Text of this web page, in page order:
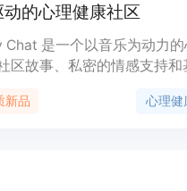
的心理健康社区
是一个以音乐为动力的
区故事、私密的情感支持和
式设计，提供真实的支持，
新品 心理健